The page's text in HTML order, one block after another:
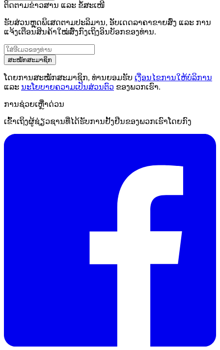
ຕິດຕາມຂ່າວສານ ແລະ ຂໍ້ສະເໜີ
ຮັບສ່ວນຫຼຸດພິເສດຕາມປະລິມານ, ອັບເດດລາຄາຂາຍສົ່ງ ແລະ ການ
ແຈ້ງເຕືອນສິນຄ້າໃໝ່ສົ່ງກົງເຖິງອິນບັອກຂອງທ່ານ.
ສະໝັກສະມາຊິກ
ໂດຍການສະໝັກສະມາຊິກ, ທ່ານຍອມຮັບ ເງື່ອນໄຂການໃຫ້ບໍລິການ
ແລະ ນະໂຍບາຍຄວາມເປັນສ່ວນຕົວ ຂອງພວກເຮົາ.
ການຊ່ວຍເຫຼືໍາດ່ວນ
ເຂົ້າເຖິງຜູ້ຊ່ຽວຊານທີ່ໄດ້ຮັບການຢັ້ງຢືນຂອງພວກເຮົາໂດຍກົງ